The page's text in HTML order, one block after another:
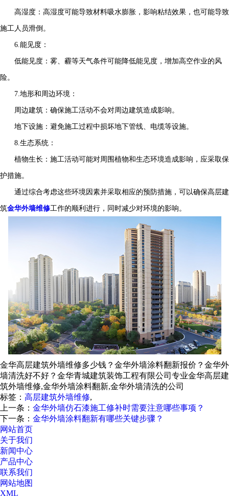
高湿度：高湿度可能导致材料吸水膨胀，影响粘结效果，也可能导致
施工人员滑倒。
6.能见度：
低能见度：雾、霾等天气条件可能降低能见度，增加高空作业的风
险。
7.地形和周边环境：
周边建筑：确保施工活动不会对周边建筑造成影响。
地下设施：避免施工过程中损坏地下管线、电缆等设施。
8.生态系统：
植物生长：施工活动可能对周围植物和生态环境造成影响，应采取保
护措施。
通过综合考虑这些环境因素并采取相应的预防措施，可以确保高层建
筑金华外墙维修工作的顺利进行，同时减少对环境的影响。
金华高层建筑外墙维修多少钱？金华外墙涂料翻新报价？金华外
墙清洗好不好？金华青城建筑装饰工程有限公司专业金华高层建
筑外墙维修,金华外墙涂料翻新,金华外墙清洗的公司
标签： 高层建筑外墙维修,
上一条： 金华外墙仿石漆施工修补时需要注意哪些事项？
下一条： 金华外墙涂料翻新有哪些关键步骤？
网站首页
关于我们
新闻中心
产品中心
联系我们
网站地图
XML